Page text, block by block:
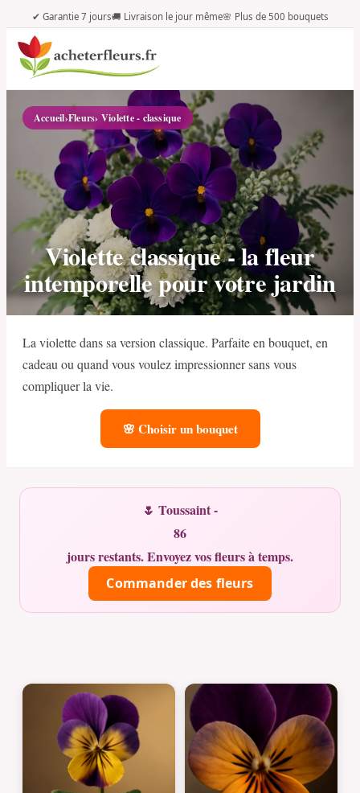
✔ Garantie 7 jours🚚 Livraison le jour même🌸 Plus de 500 bouquets
Accueil›Fleurs› Violette - classique
Violette classique - la fleur
intemporelle pour votre jardin
La violette dans sa version classique. Parfaite en bouquet, en
cadeau ou quand vous voulez impressionner sans vous
compliquer la vie.
🌸 Choisir un bouquet
🌷 Toussaint -
86
jours restants. Envoyez vos fleurs à temps.
Commander des fleurs